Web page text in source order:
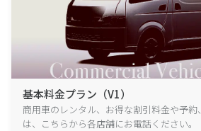
基本料金プラン（V1）
商用車のレンタル、お得な割引料金や予
は、こちらから各店舗にお電話ください。